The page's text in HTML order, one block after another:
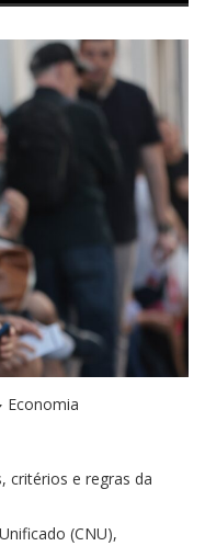
Economia
critérios e regras da
(CNU),